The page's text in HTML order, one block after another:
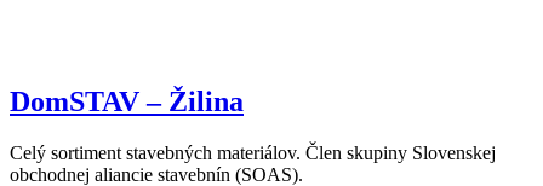
DomSTAV – Žilina
Celý sortiment stavebných materiálov. Člen skupiny Slovenskej
obchodnej aliancie stavebnín (SOAS).